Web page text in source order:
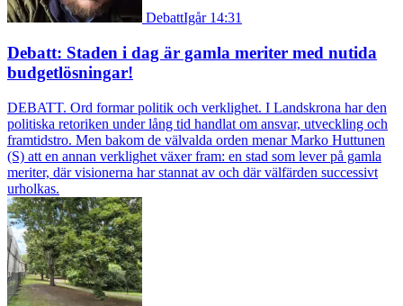
DebattIgår 14:31
Debatt: Staden i dag är gamla meriter med nutida
budgetlösningar!
DEBATT. Ord formar politik och verklighet. I Landskrona har den
politiska retoriken under lång tid handlat om ansvar, utveckling och
framtidstro. Men bakom de välvalda orden menar Marko Huttunen
(S) att en annan verklighet växer fram: en stad som lever på gamla
meriter, där visionerna har stannat av och där välfärden successivt
urholkas.